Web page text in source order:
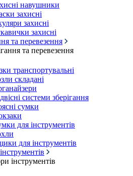
навушники
захисні
захисні
захисні
та перевезення
та перевезення
транспортувальні
складані
системи зберігання
сумки
для інструментів
для інструментів
інструментів